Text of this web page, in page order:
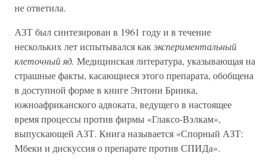
не ответила.
АЗТ был синтезирован в 1961 году и в течение
нескольких лет испытывался какэкспериментальный
клеточный яд. Медицинская литература, указывающая на
страшные факты, касающиеся этого препарата, обобщена
в доступной форме в книге Энтони Бринка,
южноафриканского адвоката, ведущего в настоящее
время процессы против фирмы «Глаксо-Вэлкам»,
выпускающей АЗТ. Книга называется «Спорный АЗТ:
Мбеки и дискуссия о препарате против СПИДа».